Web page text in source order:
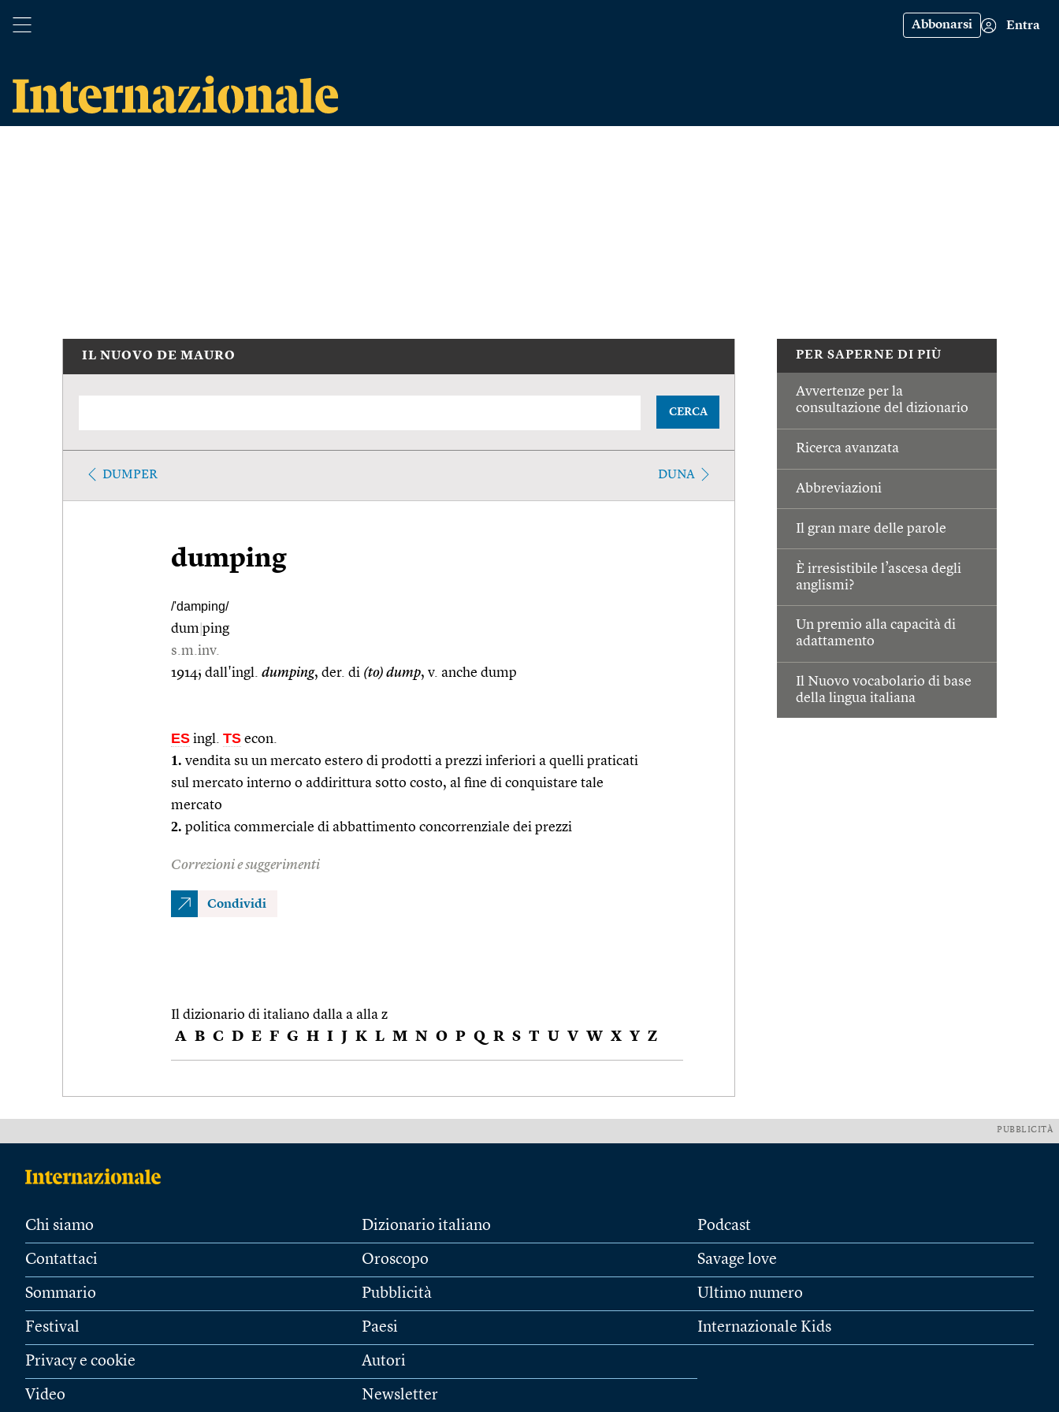
Abbonarsi Entra
PER SAPERNE DI PIÙ
Avvertenze per la
consultazione del dizionario
Ricerca avanzata
Abbreviazioni
Il gran mare delle parole
È irresistibile l’ascesa degli
anglismi?
Un premio alla capacità di
adattamento
Il Nuovo vocabolario di base
della lingua italiana
IL NUOVO DE MAURO
CERCA
DUMPER DUNA
dumping
/'damping/
dum ping
s.m.inv.
1914; dall'ingl. dumping, der. di (to) dump, v. anche dump
ES ingl. TS econ.
1. vendita su un mercato estero di prodotti a prezzi inferiori a quelli praticati
sul mercato interno o addirittura sotto costo, al fine di conquistare tale
mercato
2. politica commerciale di abbattimento concorrenziale dei prezzi
Correzioni e suggerimenti
Condividi
Il dizionario di italiano dalla a alla z
A B C D E F G H I J K L M N O P Q R S T U V W X Y Z
PUBBLICITÀ
Chi siamo
Contattaci
Sommario
Festival
Privacy e cookie
Video
Dizionario italiano
Oroscopo
Pubblicità
Paesi
Autori
Newsletter
Podcast
Savage love
Ultimo numero
Internazionale Kids